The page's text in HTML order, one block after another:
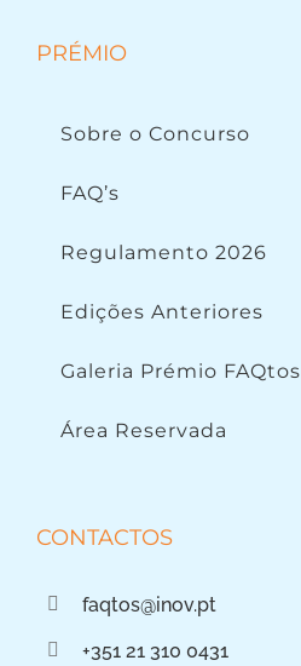
PRÉMIO
Sobre o Concurso
FAQ’s
Regulamento 2026
Edições Anteriores
Galeria Prémio FAQtos
Área Reservada
CONTACTOS
faqtos@inov.pt
+351 21 310 0431